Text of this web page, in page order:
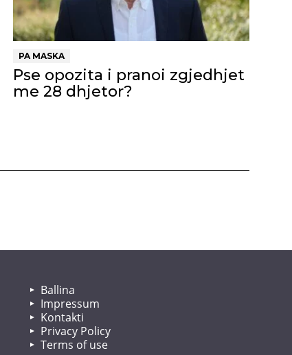
PA MASKA
Pse opozita i pranoi zgjedhjet
me 28 dhjetor?
Ballina
Impressum
Kontakti
Privacy Policy
Terms of use